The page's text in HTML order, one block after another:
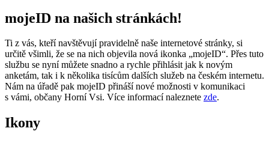
mojeID na našich stránkách!
Ti z vás, kteří navštěvují pravidelně naše internetové stránky, si
určitě všimli, že se na nich objevila nová ikonka „mojeID“. Přes tuto
službu se nyní můžete snadno a rychle přihlásit jak k novým
anketám, tak i k několika tisícům dalších služeb na českém internetu.
Nám na úřadě pak mojeID přináší nové možnosti v komunikaci
s vámi, občany Horní Vsi. Více informací naleznete zde.
Ikony